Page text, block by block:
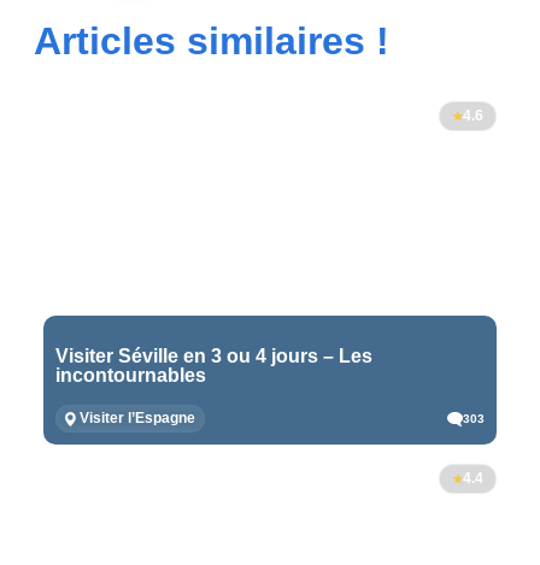
Articles similaires !
4.6
Visiter Séville en 3 ou 4 jours – Les
incontournables
Visiter l’Espagne 303
4.4